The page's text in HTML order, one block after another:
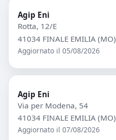
Agip Eni
Rotta, 12/E
41034 FINALE EMILIA (MO)
Aggiornato il 05/08/2026
Agip Eni
Via per Modena, 54
41034 FINALE EMILIA (MO)
Aggiornato il 07/08/2026